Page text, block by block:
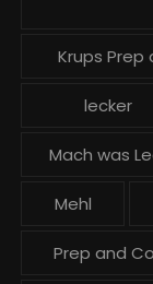
Krups
lecker
Mach was
Mehl
Prep and